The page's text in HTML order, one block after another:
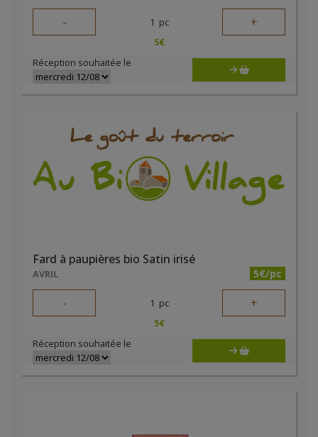
- 1 pc +
5€
Réception souhaitée le
Fard à paupières bio Satin irisé
AVRIL 5€/pc
- 1 pc +
5€
Réception souhaitée le